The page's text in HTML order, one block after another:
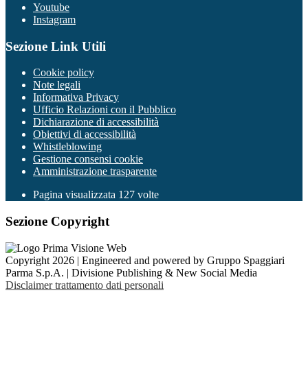
Youtube
Instagram
Sezione Link Utili
Cookie policy
Note legali
Informativa Privacy
Ufficio Relazioni con il Pubblico
Dichiarazione di accessibilità
Obiettivi di accessibilità
Whistleblowing
Gestione consensi cookie
Amministrazione trasparente
Pagina visualizzata 127 volte
Sezione Copyright
Copyright 2026 | Engineered and powered by Gruppo Spaggiari
Parma S.p.A. | Divisione Publishing & New Social Media
Disclaimer trattamento dati personali